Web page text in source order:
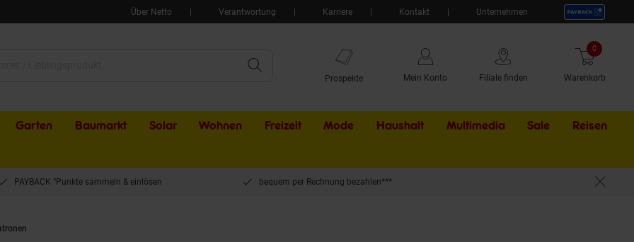
Über Netto Verantwortung Karriere Kontakt Unternehmen
Prospekte Mein Konto Filiale finden Warenkorb
0 Artikel
Garten Baumarkt Solar Wohnen Freizeit Mode Haushalt Multimedia Sale Externer
Reisen
PAYBACK °Punkte sammeln & einlösen bequem per Rechnung bezahlen***